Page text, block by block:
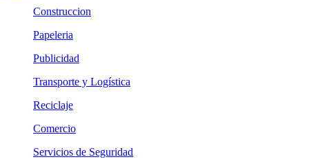
Construccion
Papeleria
Publicidad
Transporte y Logística
Reciclaje
Comercio
Servicios de Seguridad